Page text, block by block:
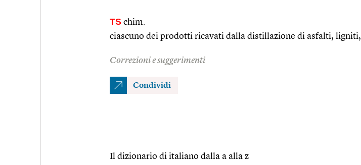
TS chim.
ciascuno dei prodotti ricavati dalla distillazione di asfalti, ligniti,
Correzioni e suggerimenti
Condividi
Il dizionario di italiano dalla a alla z